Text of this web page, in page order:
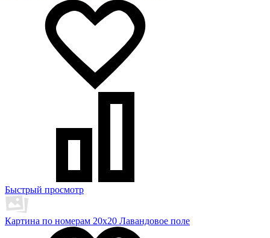
Быстрый просмотр
Картина по номерам 20х20 Лавандовое поле